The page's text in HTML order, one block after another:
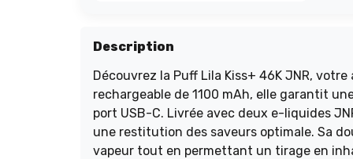
Description
Découvrez la Puff Lila Kiss+ 46K JNR,
rechargeable de 1100 mAh, elle garantit
port USB-C. Livrée avec deux e-liquides
une restitution des saveurs optimale. Sa double résistance Mesh de 0,6 ohm maximise la production de
vapeur tout en permettant un tirage en